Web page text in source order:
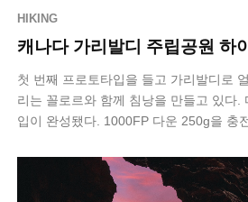
HIKING
캐나다 가리발디 주립공원 하
첫 번째 프로토타입을 들고 가리발디로
리는 꼴로르와 함께 침낭을 만들고 있다.
입이 완성됐다. 1000FP 다운 250g을 충